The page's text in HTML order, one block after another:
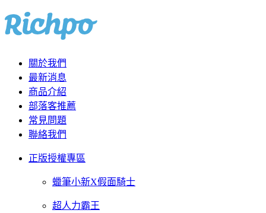
關於我們
最新消息
商品介紹
部落客推薦
常見問題
聯絡我們
正版授權專區
蠟筆小新X假面騎士
超人力霸王